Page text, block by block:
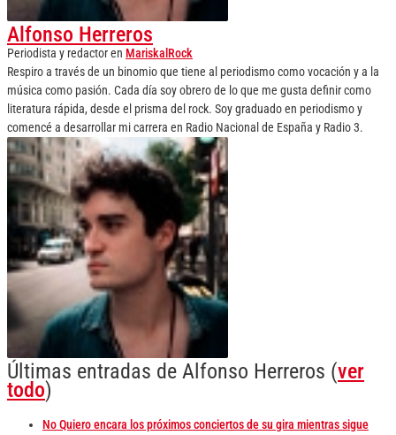
Alfonso Herreros
Periodista y redactoren MariskalRock
Respiro a través de un binomio que tiene al periodismo como vocación y a la
música como pasión. Cada día soy obrero de lo que me gusta definir como
literatura rápida, desde el prisma del rock. Soy graduado en periodismo y
comencé a desarrollar mi carrera en Radio Nacional de España y Radio 3.
Últimas entradas de Alfonso Herreros (ver
todo)
No Quiero encara los próximos conciertos de su gira mientras sigue